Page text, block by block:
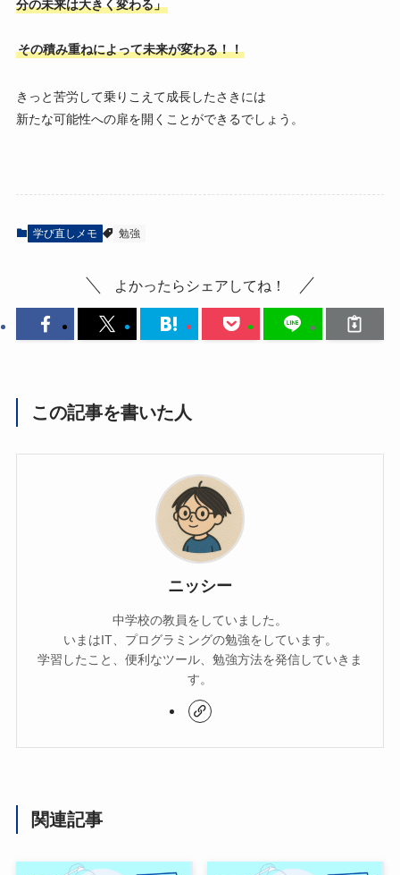
分の未来は大きく変わる」
その積み重ねによって未来が変わる！！
きっと苦労して乗りこえて成長したさきには
新たな可能性への扉を開くことができるでしょう。
学び直しメモ 勉強
よかったらシェアしてね！
この記事を書いた人
ニッシー
中学校の教員をしていました。
いまはIT、プログラミングの勉強をしています。
学習したこと、便利なツール、勉強方法を発信していきま
す。
関連記事